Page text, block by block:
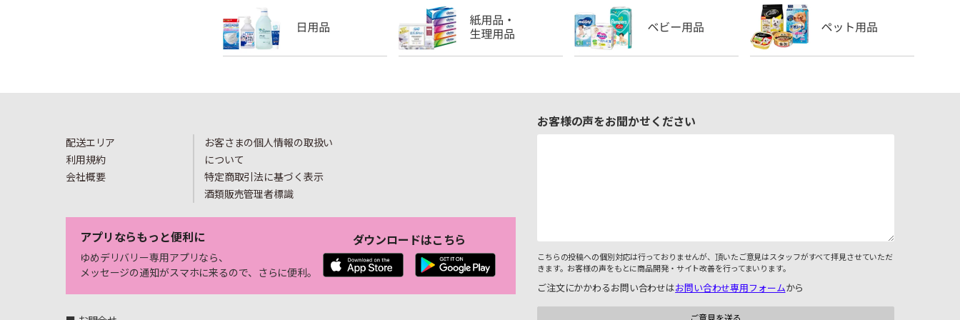
配送エリア
利用規約
会社概要
お客さまの個人情報の取扱い
について
特定商取引法に基づく表示
酒類販売管理者標識
アプリならもっと便利に
ゆめデリバリー専用アプリなら、
メッセージの通知がスマホに来るので、さらに便利。
ダウンロードはこちら
お客様の声をお聞かせください
こちらの投稿への個別対応は行っておりませんが、頂いたご意見はスタッフがすべて拝見させていただ
きます。お客様の声をもとに商品開発・サイト改善を行ってまいります。
ご注文にかかわるお問い合わせはお問い合わせ専用フォームから